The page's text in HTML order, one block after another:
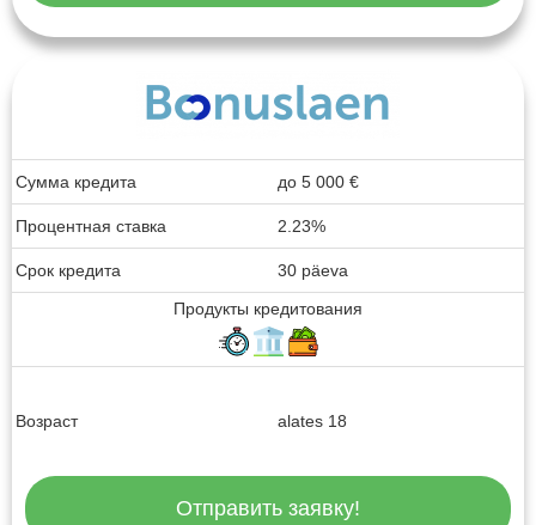
Сумма кредита до 5 000 €
Процентная ставка 2.23%
Срок кредита
30 päeva
Продукты кредитования
Возраст alates 18
Отправить заявку!